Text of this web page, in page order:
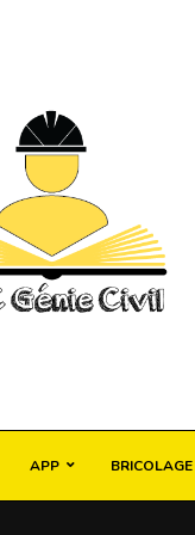
APP BRICOLAGE